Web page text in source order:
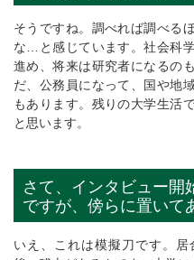
そうですね。調べれば調べる
な…と感じています。社会科
進め、将来は研究者になるの
だ、公務員になって、国や地
もあります。残りの大学生活
と思います。
さて、インタビュー開
ですが、傍らに置いて
いえ、これは模擬刀です。